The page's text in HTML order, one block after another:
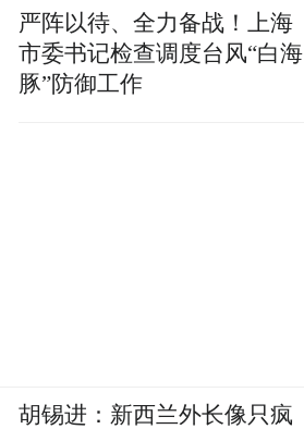
严阵以待、全力备战！上海
市委书记检查调度台风“白海
豚”防御工作
胡锡进：新西兰外长像只疯